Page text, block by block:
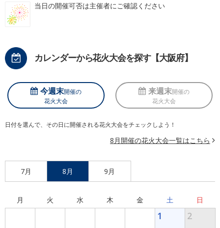
当日の開催可否は主催者にご確認ください
カレンダーから花火大会を探す【大阪府】
今週末開催の
花火大会
来週末開催の
花火大会
日付を選んで、その日に開催される花火大会をチェックしよう！
8月開催の花火大会一覧はこちら
7月 8月 9月
月 火 水 木 金 土 日
1 2